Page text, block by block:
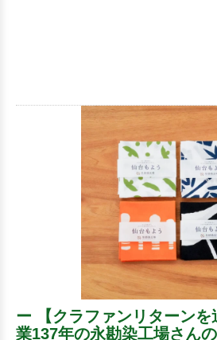
ー 【クラファンリターンを
業137年の永勘染工場さんの